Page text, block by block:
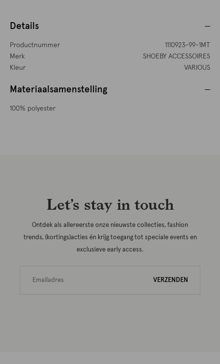
Details
Productnummer
1110923-99-1MT
Merk
SHOEBY ACCESSOIRES
Kleur
VARIOUS
Materiaalsamenstelling
100% polyester
Let’s stay in touch
Ontdek als allereerste onze nieuwste collecties, fashion
trends, (kortings)acties én krijg toegang tot speciale events en
exclusieve early access.
VERZENDEN